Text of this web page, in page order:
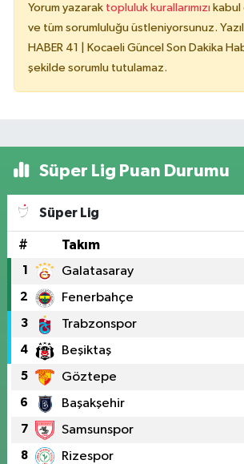
Yorum yazarak topluluk kurallarımızı
ve tüm sorumluluğu üstleniyorsunuz.
HABER 41 | Kocaeli Güncel Son Dakika
şekilde sorumlu tutulamaz.
Süper Lig Puan Durumu
Süper Lig
# Takım
1 Galatasaray
2 Fenerbahçe
3 Trabzonspor
4 Beşiktaş
5 Göztepe
6 Başakşehir
7 Samsunspor
8 Rizespor